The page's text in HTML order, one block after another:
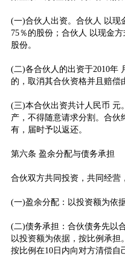
(一)合伙人出资。合伙人 以现
75％的股份；合伙人 以现金
股份。
(二)各合伙人的出资于2010年
的，取消其合伙资格并且赔偿
(三)本合伙出资共计人民币 元
产，不得随意请求分割。合
有，届时予以返还。
第六条 盈余分配与债务承担
合伙双方共同投资，共同经营
(一)盈余分配：以投资额为依
(二)债务承担：合伙债务先以
以投资额为依据，按比例承担
按比例在10日内向对方清偿自